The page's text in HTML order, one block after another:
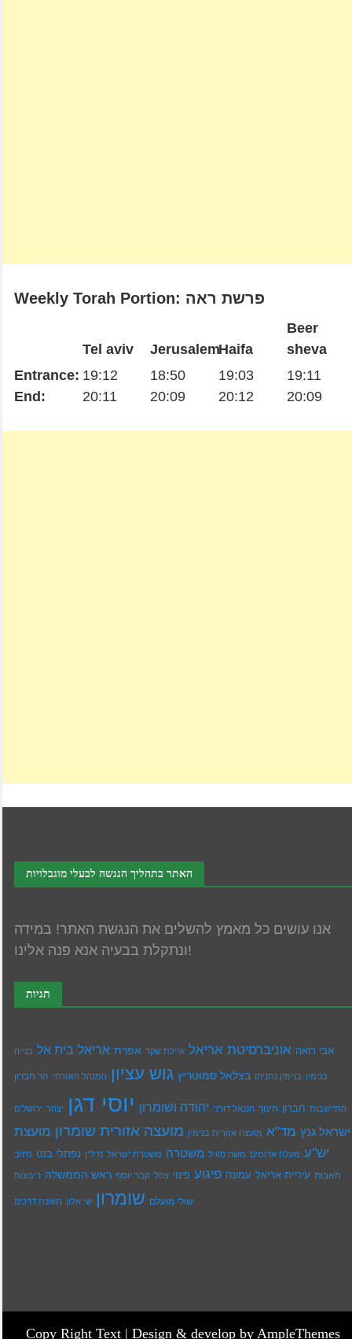
Weekly Torah Portion: פרשת ראה
Entrance:
End:
Tel aviv
19:12
20:11
Jerusalem
18:50
20:09
Haifa
19:03
20:12
Beer
sheva
19:11
20:09
האתר בתהליך הנגשה לבעלי מוגבלויות
אנו עושים כל מאמץ להשלים את הנגשת האתר! במידה
ונתקלת בבעיה אנא פנה אלינו!
תגיות
אבי רואה אוניברסיטת אריאל איילת שקד אפרת אריאל בית אל בנייה
בנימין בנימין נתניהו בצלאל סמוטריץ גוש עציון המנהל האזרחי הר חברון
התיישבות חברון חינוך חננאל דורני יהודה ושומרון יוסי דגן יצהר ירושלים
ישראל גנץ מד"א מועצה אזורית בנימין מועצה אזורית שומרון מועצת
יש''ע מעלה אדומים משה סוויל משטרה משטרת ישראל נדל''ן נפתלי בנט נתיב
האבות עיריית אריאל עמונה פיגוע פינוי צהל קבר יוסף ראש הממשלה ריבונות
שולי מועלם שומרון שי אלון תאונת דרכים
Copy Right Text | Design & develop by AmpleThemes